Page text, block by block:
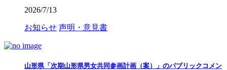
2026/7/13
お知らせ 声明・意見書
山形県「次期山形県男女共同参画計画（案）」のパブリックコメン